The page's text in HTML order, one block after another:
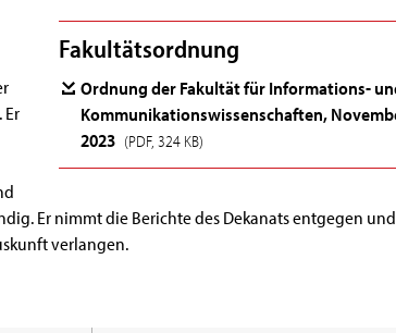
Fakultätsordnung
Ordnung der Fakultät für Informations-
Kommunikationswissenschaften,
2023 (PDF, 324 KB)
Er nimmt die Berichte des Dekanats entgegen und
verlangen.